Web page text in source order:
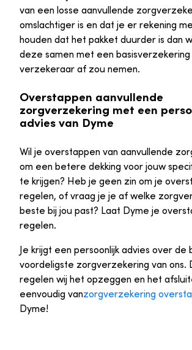
van een losse aanvullende
omslachtiger is en dat je er rekening
houden dat het pakket duurder is dan
deze samen met een
verzekeraar af zou nemen.
Overstappen aanvullende
zorgverzekering met een
advies van Dyme
Wil je overstappen van aanvullende
om een betere dekking voor jouw
te krijgen? Heb je geen zin om je
regelen, of vraag je je af welke
beste bij jou past? Laat Dyme je
regelen.
Je krijgt een persoonlijk advies over de
voordeligste zorgverzekering van ons.
regelen wij het opzeggen en het
eenvoudig vanzorgverzekering
Dyme!